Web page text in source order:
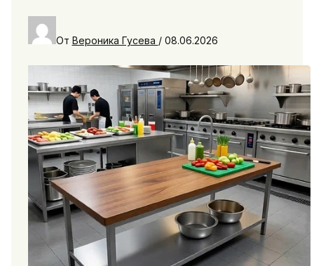
От Вероника Гусева / 08.06.2026